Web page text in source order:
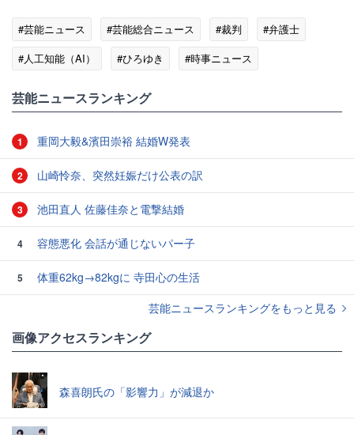
#芸能ニュース #芸能総合ニュース #裁判
#弁護士
#人工知能（AI）
#ひろゆき #時事ニュース
芸能ニュースランキング
1 重岡大毅&濱田崇裕 結婚W発表
2 山崎怜奈、突然妊娠だけ公表の訳
3 池田直人 佐藤佳奈と電撃結婚
4 容態悪化 会話が通じないパー子
5
体重62kg→82kgに 寺田心の生活
芸能ニュースランキングをもっと見る
画像アクセスランキング
森喜朗氏の「影響力」が減退か